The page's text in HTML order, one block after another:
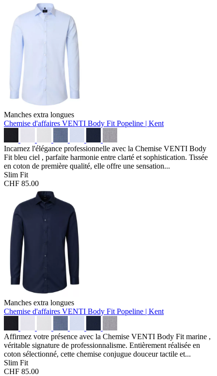
Manches extra longues
Chemise d'affaires VENTI Body Fit Popeline | Kent
Incarnez l'élégance professionnelle avec la Chemise VENTI Body
Fit bleu ciel , parfaite harmonie entre clarté et sophistication. Tissée
en coton de première qualité, elle offre une sensation...
Slim Fit
CHF 85.00
Manches extra longues
Chemise d'affaires VENTI Body Fit Popeline | Kent
Affirmez votre présence avec la Chemise VENTI Body Fit marine ,
véritable signature de professionnalisme. Entièrement réalisée en
coton sélectionné, cette chemise conjugue douceur tactile et...
Slim Fit
CHF 85.00